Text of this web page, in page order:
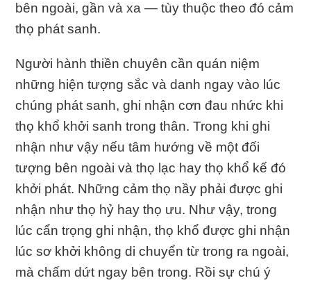
bên ngoài, gần và xa — tùy thuộc theo đó cảm
thọ phát sanh.
Người hành thiền chuyên cần quán niệm
những hiện tượng sắc và danh ngay vào lúc
chúng phát sanh, ghi nhận cơn đau nhức khi
thọ khổ khởi sanh trong thân. Trong khi ghi
nhận như vậy nếu tâm hướng về một đối
tượng bên ngoài và thọ lạc hay thọ khổ kế đó
khởi phát. Những cảm thọ nầy phải được ghi
nhận như thọ hỷ hay thọ ưu. Như vậy, trong
lúc cẩn trọng ghi nhận, thọ khổ được ghi nhận
lúc sơ khởi không di chuyển từ trong ra ngoài,
mà chấm dứt ngay bên trong. Rồi sự chú ý